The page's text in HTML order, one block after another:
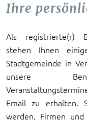
Ihre
Als registrierte(r)
stehen Ihnen
Stadtgemeinde in
unsere
Email zu erhalten.
werden, Firmen